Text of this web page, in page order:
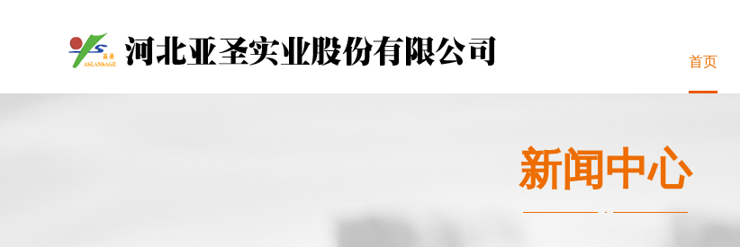
首页
新闻中心